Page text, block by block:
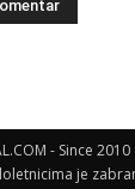
- Since 2010
je